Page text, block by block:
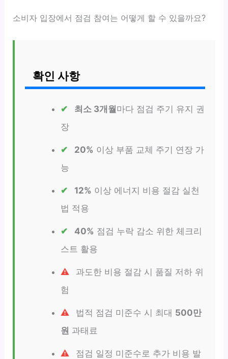
소비자 입장에서 점검 참여는 어떻게 할 수 있을까요?
확인 사항
최소 3개월마다 점검 주기 유지 권
장
20% 이상 부품 교체 주기 연장 가
능
12% 이상 에너지 비용 절감 실천
법 적용
40% 점검 누락 감소 위한 체크리
스트 활용
과도한 비용 절감 시 품질 저하 위
험
법적 점검 미준수 시 최대 500만
원 과태료
점검 일정 미준수로 추가 비용 발